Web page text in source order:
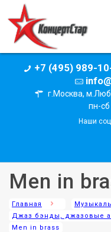
+7 (495) 989-
г.Москва,
пн-сб
Наши
Men in
Главная
Джаз бэнды, джазовые
Men in brass